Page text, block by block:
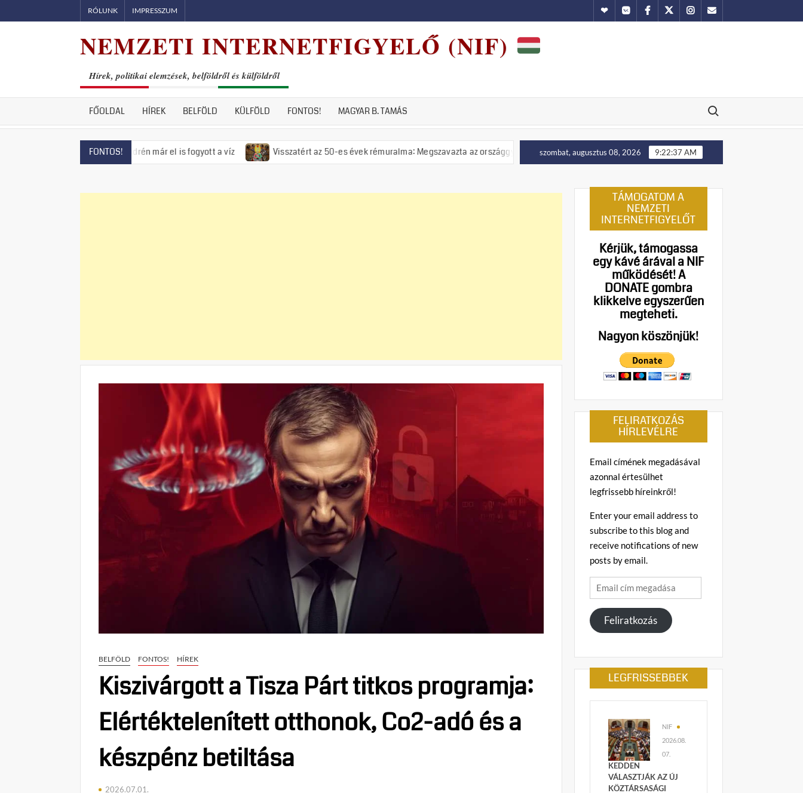
to
RÓLUNK IMPRESSZUM HundubVkontakte
Facebook
TwitterInstagram
Email
NEMZETI INTERNETFIGYELŐ (NIF)
Hírek, politikai elemzések, belföldről és külföldről
FŐOLDAL HÍREK BELFÖLD KÜLFÖLD FONTOS! MAGYAR B. TAMÁS
Search for:
FONTOS!
fenyeget, Szentendrén már el is fogyott a víz Visszatért az 50-es évek rémuralma: Megszavazta az országgyűlés a tiszás ÁVH felállítását! Putyin: Ukrajna nyugati területei előbb-utóbb
szombat, augusztus 08, 2026 9:22:37 AM
BELFÖLD FONTOS! HÍREK
Kiszivárgott a Tisza Párt titkos programja:
Elértéktelenített otthonok, Co2-adó és a
készpénz betiltása
2026.07.01.
TÁMOGATOM A
NEMZETI
INTERNETFIGYELŐT
Kérjük, támogassa
egy kávé árával a NIF
működését!A
DONATE gombra
klikkelve egyszerűen
megteheti.
Nagyon köszönjük!
FELIRATKOZÁS
HÍRLEVÉLRE
Email címének megadásával
azonnal értesülhet
legfrissebb híreinkről!
Enter your email address to
subscribe to this blog and
receive notifications of new
posts by email.
Email
cím
megadása
Feliratkozás
LEGFRISSEBBEK
NIF
2026.08.
07.
KEDDEN
VÁLASZTJÁK AZ ÚJ
KÖZTÁRSASÁGI